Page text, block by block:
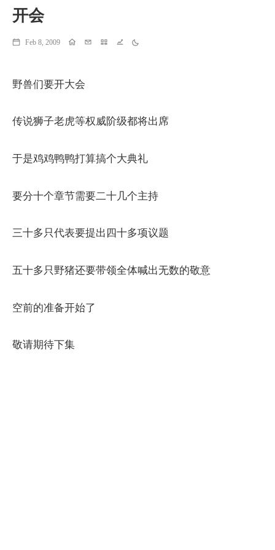
开会
Feb 8, 2009 Home Email ProjectsRunning
野兽们要开大会
传说狮子老虎等权威阶级都将出席
于是鸡鸡鸭鸭打算搞个大典礼
要分十个章节需要二十几个主持
三十多只代表要提出四十多项议题
五十多只野猪还要带领全体喊出无数的敬意
空前的准备开始了
敬请期待下集